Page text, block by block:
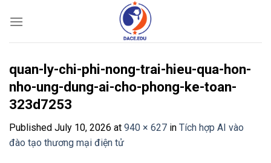
quan-ly-chi-phi-nong-trai-hieu-qua-hon-
nho-ung-dung-ai-cho-phong-ke-toan-
323d7253
Published July 10, 2026 at 940 × 627 in Tích hợp AI vào
đào tạo thương mại điện tử